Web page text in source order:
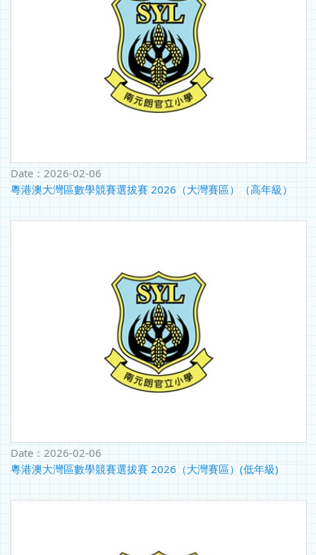
Date： 2026-02-06
粵港澳大灣區數學競賽選拔賽 2026（大灣賽區）（高年級）
Date： 2026-02-06
粵港澳大灣區數學競賽選拔賽 2026（大灣賽區）(低年級)